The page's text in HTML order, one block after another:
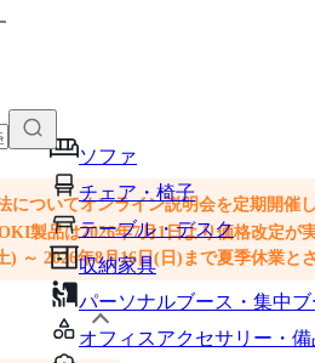
ソファ
チェア・椅子
テーブル・デスク
収納家具
パーソナルブース・集中ブ
オフィスアクセサリー・備
貼り付けて、カートに追加できます
ついてオンライン説明会を定期開催し
製品は2026年7月1日より価格改定が
) ～ 2026年8月16日(日)まで夏季休業と